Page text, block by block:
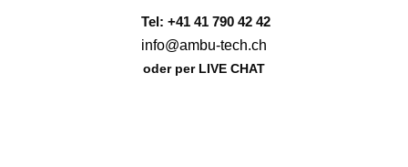
Tel: +41 41 790 42 42
info@ambu-tech.ch
oder per LIVE CHAT